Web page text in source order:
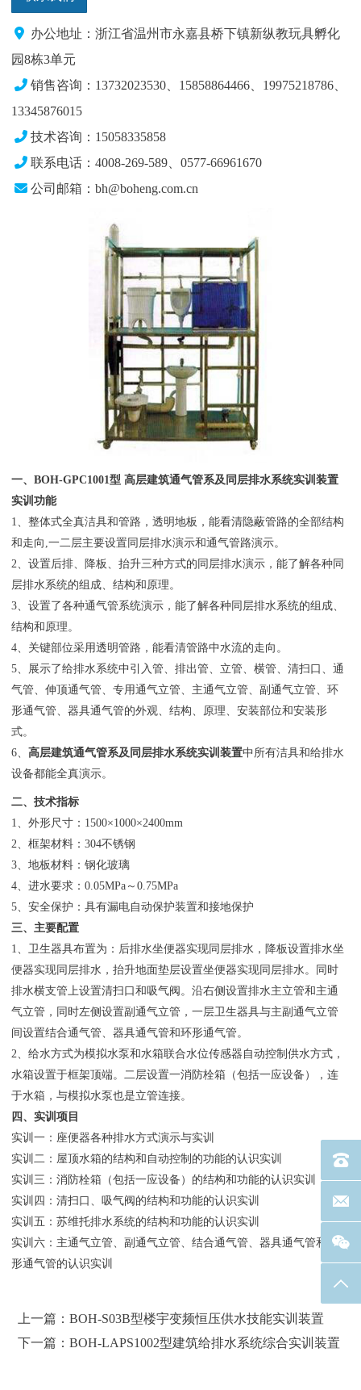
办公地址：浙江省温州市永嘉县桥下镇新纵教玩具孵化
园8栋3单元
销售咨询：13732023530、15858864466、19975218786
13345876015
技术咨询：15058335858
联系电话：4008-269-589、0577-66961670
公司邮箱：bh@boheng.com.cn
一、BOH-GPC1001型 高层建筑通气管系及同层排水系统实训装置
实训功能
1、整体式全真洁具和管路，透明地板，能看清隐蔽管路的全部结构
和走向,一二层主要设置同层排水演示和通气管路演示。
2、设置后排、降板、抬升三种方式的同层排水演示，能了解各种同
层排水系统的组成、结构和原理。
3、设置了各种通气管系统演示，能了解各种同层排水系统的组成、
结构和原理。
4、关键部位采用透明管路，能看清管路中水流的走向。
5、展示了给排水系统中引入管、排出管、立管、横管、清扫口、通
气管、伸顶通气管、专用通气立管、主通气立管、副通气立管、环
形通气管、器具通气管的外观、结构、原理、安装部位和安装形
式。
6、高层建筑通气管系及同层排水系统实训装置中所有洁具和给排水
设备都能全真演示。
二、技术指标
1、外形尺寸：1500×1000×2400mm
2、框架材料：304不锈钢
3、地板材料：钢化玻璃
4、进水要求：0.05MPa～0.75MPa
5、安全保护：具有漏电自动保护装置和接地保护
三、主要配置
1、卫生器具布置为：后排水坐便器实现同层排水，降板设置排水坐
便器实现同层排水，抬升地面垫层设置坐便器实现同层排水。同时
排水横支管上设置清扫口和吸气阀。沿右侧设置排水主立管和主通
气立管，同时左侧设置副通气立管，一层卫生器具与主副通气立管
间设置结合通气管、器具通气管和环形通气管。
2、给水方式为模拟水泵和水箱联合水位传感器自动控制供水方式，
水箱设置于框架顶端。二层设置一消防栓箱（包括一应设备），连
于水箱，与模拟水泵也是立管连接。
四、实训项目
实训一：座便器各种排水方式演示与实训
实训二：屋顶水箱的结构和自动控制的功能的认识实训
实训三：消防栓箱（包括一应设备）的结构和功能的认识实训
实训四：清扫口、吸气阀的结构和功能的认识实训
实训五：苏维托排水系统的结构和功能的认识实训
实训六：主通气立管、副通气立管、结合通气管、器具通气管和环
形通气管的认识实训
上一篇：BOH-S03B型楼宇变频恒压供水技能实训装置
下一篇：BOH-LAPS1002型建筑给排水系统综合实训装置
电话
联系
返回